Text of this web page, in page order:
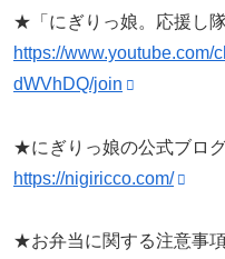
★「にぎりっ娘。応援し
https://
dWVhDQ/join
★にぎりっ娘の公式ブロ
https://nigiricco.com/
★お弁当に関する注意事